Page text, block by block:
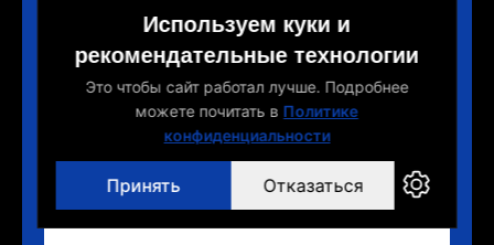
Закажи расчет по ценам 2025
года!
Используем куки и
рекомендательные технологии
Это чтобы сайт работал лучше. Подробнее
можете почитать в Политике
конфиденциальности
Принять Отказаться